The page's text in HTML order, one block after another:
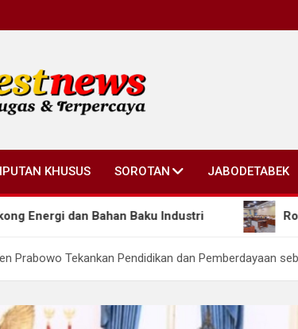
KHUSUS SOROTAN JABODETABEK
Baku Industri Robby Tegaskan
Prabowo Tekankan Pendidikan dan Pemberdayaan